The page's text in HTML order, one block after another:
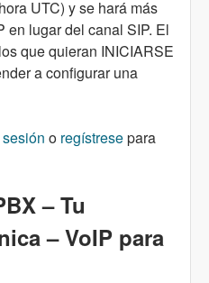
UTC) y se hará más
en lugar del canal SIP. El
que quieran INICIARSE
a configurar una
ISSABEL PBX - Centralita
Edición
o regístresepara
– Tu
– VoIP para